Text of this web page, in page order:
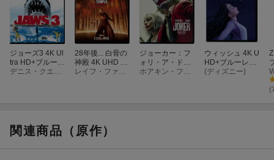
ジョーズ3 4K Ul
tra HD+ブルーレ
イ【4K ULTRAデニス・クエイド
28年後... 白骨の
神殿 4K UHD ＋
ブルーレイ セッ
レイフ・ファインズ
ジョーカー：フ
ォリ・ア・ドゥ
4K UHD+ブルー
ホアキン・フェニックス
ウィッシュ 4K U
HD+ブルーレイ
セット【4K ULT
(ディズニー)
関連商品（原作）